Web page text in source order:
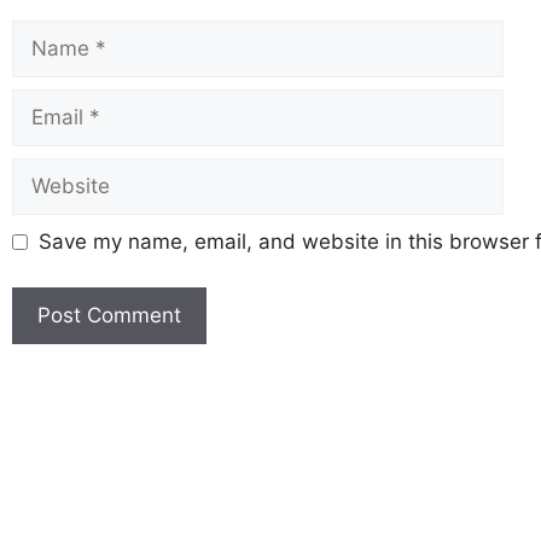
Save my name, email, and website in this browser